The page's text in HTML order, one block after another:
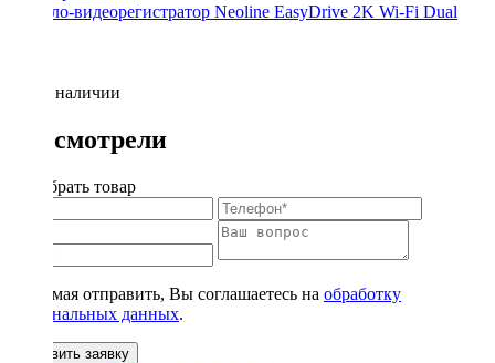
Зеркало-видеорегистратор Neoline EasyDrive 2K Wi-Fi Dual
Нет в наличии
Вы смотрели
Подобрать товар
Нажимая отправить, Вы соглашаетесь на обработку
персональных данных.
Оставить заявку